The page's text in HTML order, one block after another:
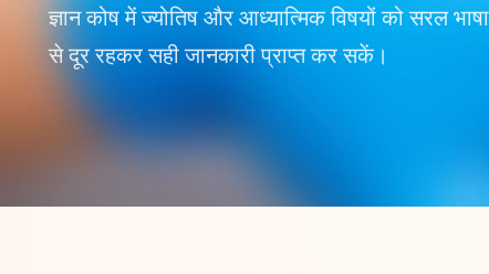
ज्ञान कोष में ज्योतिष और आध्यात्मिक विषयों को सरल
से दूर रहकर सही जानकारी प्राप्त कर सकें।